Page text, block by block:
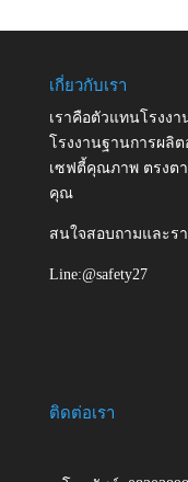
เกี่ยวกับเรา
เราคือตัวแทนโรงงา
โรงงานฐานการผลิ
เซฟตี้คุณภาพ ตรงต
คุณ
สนใจสอบถามและรา
Line:@safety27
ติดต่อเรา